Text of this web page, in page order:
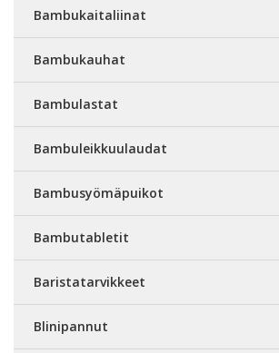
Bambukaitaliinat
Bambukauhat
Bambulastat
Bambuleikkuulaudat
Bambusyömäpuikot
Bambutabletit
Baristatarvikkeet
Blinipannut